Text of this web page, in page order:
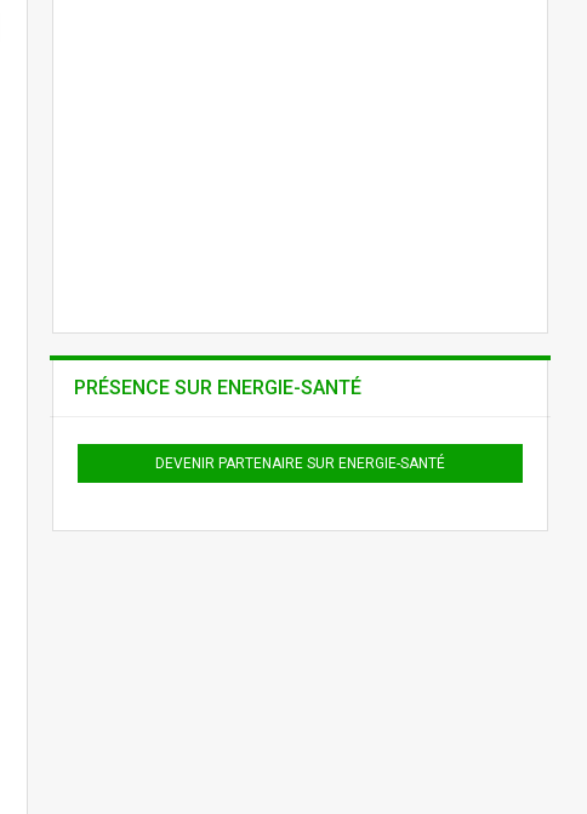
PRÉSENCE SUR ENERGIE-SANTÉ
DEVENIR PARTENAIRE SUR ENERGIE-SANTÉ